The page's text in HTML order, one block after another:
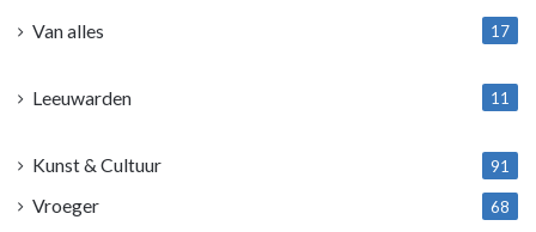
Van alles
17
Leeuwarden
11
Kunst & Cultuur 91
Vroeger 68